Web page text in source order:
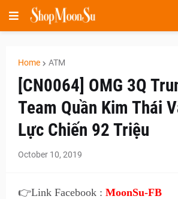
Home ATM
[CN0064] OMG 3Q
Team Quần Kim Thái
Lực Chiến 92 Triệu
October 10, 2019
👉Link Facebook : MoonSu-FB